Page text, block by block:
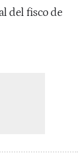
del fisco de